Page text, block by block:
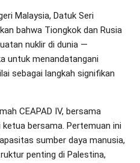
Malaysia, Datuk Seri
bahwa Tiongkok dan Rusia
nuklir di dunia —
untuk menandatangani
sebagai langkah signifikan
CEAPAD IV, bersama
bersama. Pertemuan ini
sumber daya manusia,
penting di Palestina,